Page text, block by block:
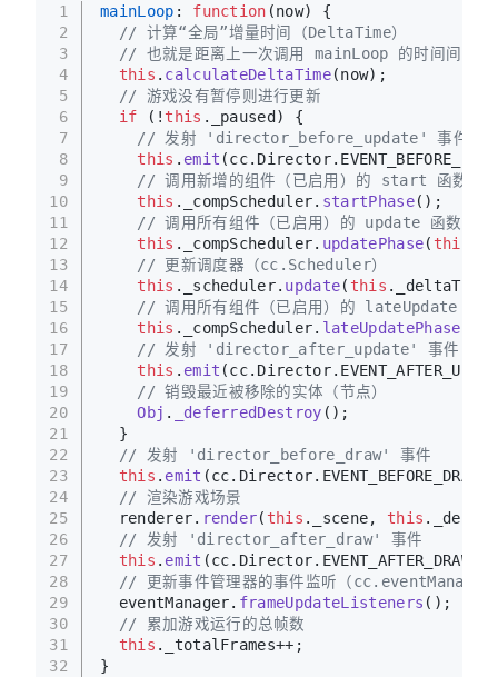
1
2
3
4
5
6
7
8
9
10
11
12
13
14
15
16
17
18
19
20
21
22
23
24
25
26
27
28
29
30
31
32
mainLoop : function (now) {
// 计算“全局”增量时间（DeltaTime）
// 也就是距离上一次调用 mainLoop 的时间间隔
this . calculateDeltaTime(now);
// 游戏没有暂停则进行更新
if (! this . _paused ) {
// 发射 'director_before_update' 事件
this . emit (cc. Director.
// 调用新增的组件（已启用）的 start 函数
this . _compScheduler. startPhase();
// 调用所有组件（已启用）的 update 函数
this . _compScheduler. updatePhase( this
// 更新调度器（cc.Scheduler）
this . _scheduler. update( this . _deltaTime
// 调用所有组件（已启用）的 lateUpdate 函数
this . _compScheduler. lateUpdatePhase
// 发射 'director_after_update' 事件
this . emit (cc. Director.
// 销毁最近被移除的实体（节点）
Obj . _deferredDestroy ();
  }
// 发射 'director_before_draw' 事件
this . emit (cc. Director. EVENT_BEFORE_DRAW
// 渲染游戏场景
  renderer.
render( this . _scene, this .
// 发射 'director_after_draw' 事件
this . emit (cc. Director. EVENT_AFTER_DRAW
// 更新事件管理器的事件监听（cc.eventManager
  eventManager.
frameUpdateListeners ();
// 累加游戏运行的总帧数
this . _totalFrames++;
}